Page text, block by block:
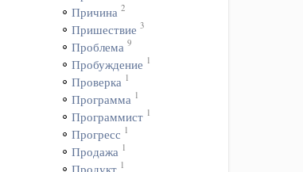
Причина 2
Пришествие 3
Проблема 9
Пробуждение 1
Проверка 1
Программа 1
Программист 1
Прогресс 1
Продажа 1
1